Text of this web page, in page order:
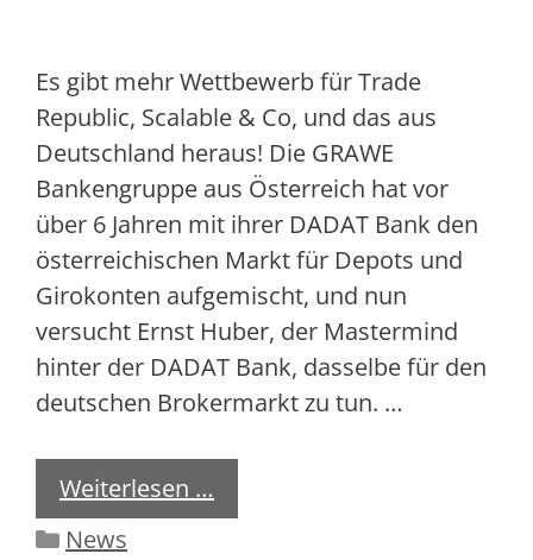
Es gibt mehr Wettbewerb für Trade
Republic, Scalable & Co, und das aus
Deutschland heraus! Die GRAWE
Bankengruppe aus Österreich hat vor
über 6 Jahren mit ihrer DADAT Bank den
österreichischen Markt für Depots und
Girokonten aufgemischt, und nun
versucht Ernst Huber, der Mastermind
hinter der DADAT Bank, dasselbe für den
deutschen Brokermarkt zu tun. …
Weiterlesen …
Kategorien
News